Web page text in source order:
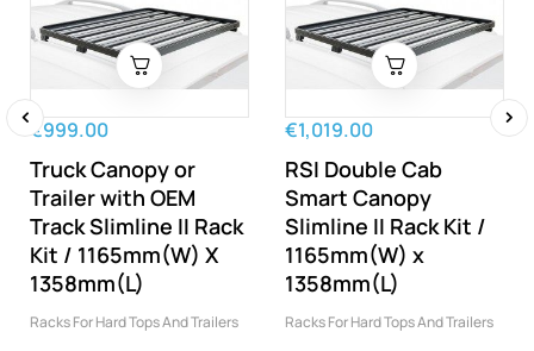
€999.00
Truck Canopy or
Trailer with OEM
Track Slimline II Rack
Kit / 1165mm(W) X
1358mm(L)
Racks For Hard Tops And Trailers
€1,019.00
RSI Double Cab
Smart Canopy
Slimline II Rack Kit /
1165mm(W) x
1358mm(L)
Racks For Hard Tops And Trailers